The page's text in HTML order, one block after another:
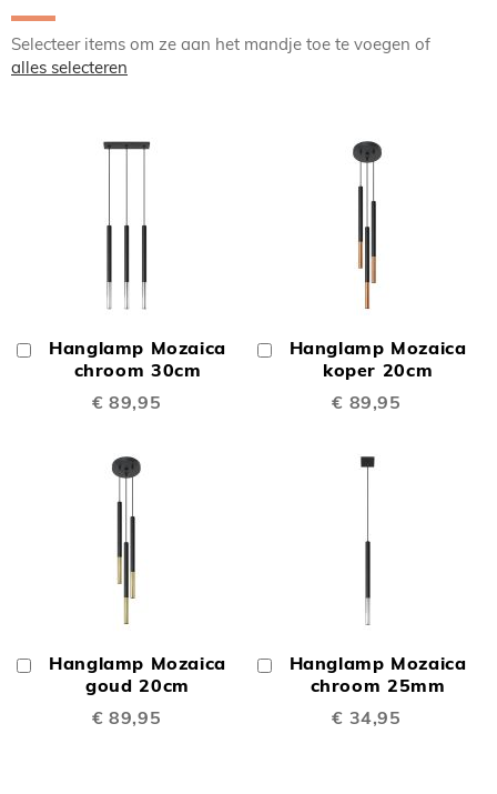
Selecteer items om ze aan het mandje toe te voegen of
alles selecteren
Hanglamp Mozaica
chroom 30cm
€ 89,95
In
Winkelwagen
Hanglamp Mozaica
koper 20cm
€ 89,95
Winkelwagen
Hanglamp Mozaica
goud 20cm
€ 89,95
In
Winkelwagen
Hanglamp Mozaica
chroom 25mm
€ 34,95
Winkelwagen